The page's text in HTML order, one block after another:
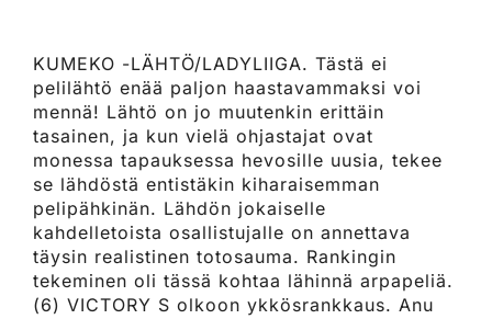
KUMEKO -LÄHTÖ/LADYLIIGA. Tästä ei
pelilähtö enää paljon haastavammaksi voi
mennä! Lähtö on jo muutenkin erittäin
tasainen, ja kun vielä ohjastajat ovat
monessa tapauksessa hevosille uusia, tekee
se lähdöstä entistäkin kiharaisemman
pelipähkinän. Lähdön jokaiselle
kahdelletoista osallistujalle on annettava
täysin realistinen totosauma. Rankingin
tekeminen oli tässä kohtaa lähinnä arpapeliä.
(6) VICTORY S olkoon ykkösrankkaus. Anu